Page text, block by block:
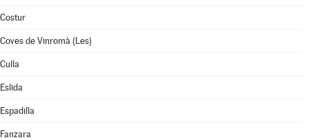
Costur
Coves de Vinromà (Les)
Culla
Eslida
Espadilla
Fanzara